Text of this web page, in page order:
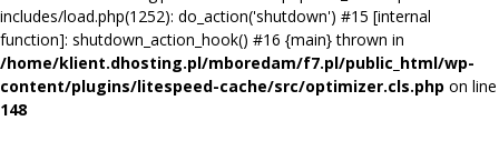
includes/load.php(1252): do_action('shutdown') #15 [internal
function]: shutdown_action_hook() #16 {main} thrown in
/home/klient.dhosting.pl/mboredam/f7.pl/public_html/wp-
content/plugins/litespeed-cache/src/optimizer.cls.php on line
148